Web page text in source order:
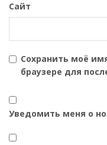
Сайт
Сохранить моё
браузере для
Уведомить меня о